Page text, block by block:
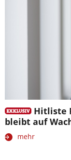
Hitliste
bleibt auf
mehr